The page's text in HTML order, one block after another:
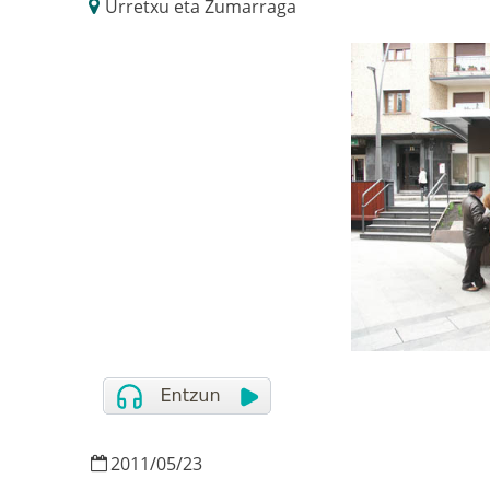
Urretxu eta Zumarraga
2011/05/23